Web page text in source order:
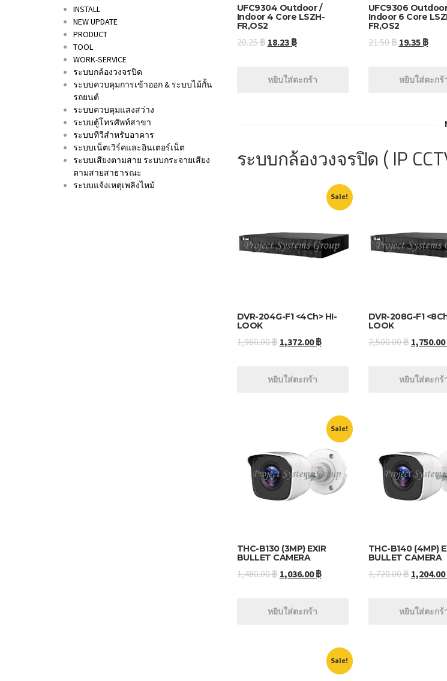
UFC9304 Outdoor /
Indoor 4 Core LSZH-
FR,OS2
20.25฿ 18.23 ฿
หยิบใส่ตะกร้า
UFC9306
Indoor 6 Core
FR,OS2
21.50฿ 19.35 ฿
หยิบใส่ตะกร้
ระบบกล้องวงจรปิด ( IP
Sale!
DVR-204G-F1 <4Ch> HI-
LOOK
1,960.00฿ 1,372.00฿
หยิบใส่ตะกร้า
DVR-208G-F1
LOOK
2,500.00฿ 1,750.00
หยิบใส่ตะกร้
Sale!
THC-B130 (3MP) EXIR
BULLET CAMERA
1,480.00฿ 1,036.00฿
หยิบใส่ตะกร้า
THC-B140 (4MP)
BULLET CAMERA
1,720.00฿ 1,204.00
หยิบใส่ตะกร้
Sale!
INSTALL
NEW UPDATE
PRODUCT
TOOL
WORK-SERVICE
ระบบกล้องวงจรปิด
ระบบควบคุมการเข้าออก & ระบบไม้กั้น
รถยนต์
ระบบควบคุมแสงสว่าง
ระบบตู้โทรศัพท์สาขา
ระบบทีวีสำหรับอาคาร
ระบบเน็ตเวิร์คและอินเตอร์เน็ต
ระบบเสียงตามสาย ระบบกระจายเสียง
ตามสายสาธารณะ
ระบบแจ้งเหตุเพลิงไหม้